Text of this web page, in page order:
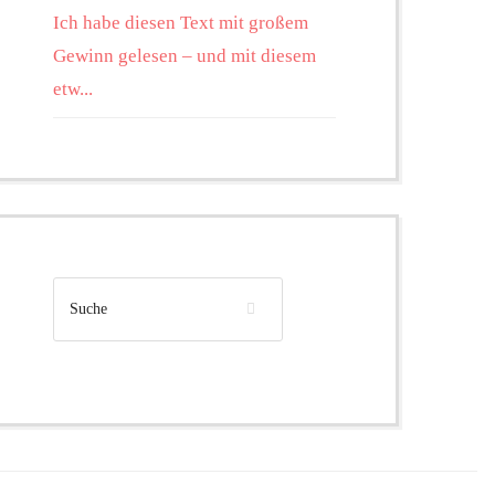
Ich habe diesen Text mit großem
Gewinn gelesen – und mit diesem
etw...